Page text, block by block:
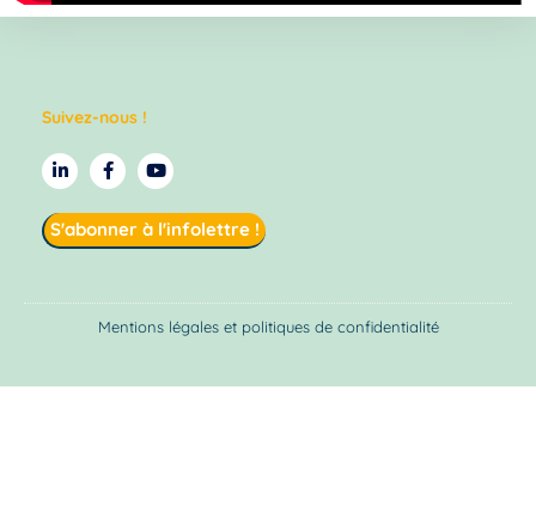
Suivez-nous !
S'abonner à l'infolettre !
Mentions légales et politiques de confidentialité